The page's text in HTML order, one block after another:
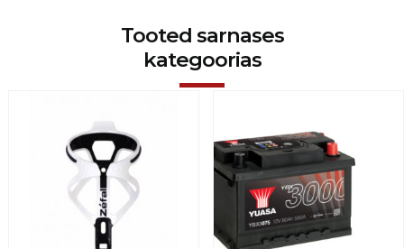
Tooted sarnases
kategoorias